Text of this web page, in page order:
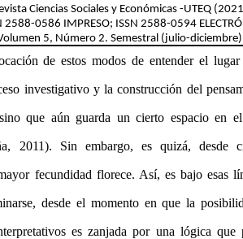
Ciencias Sociales y Económicas -UTEQ
2588-0586 IMPRESO; ISSN 2588-0594
5, Número 2. Semestral (julio-diciembre)
de estos modos de entender el
investigativo y la construcción del
que aún guarda un cierto espacio en
2011). Sin embargo, es quizá, desde
fecundidad florece. Así, es bajo esas
desde el momento en que la
es zanjada por una lógica